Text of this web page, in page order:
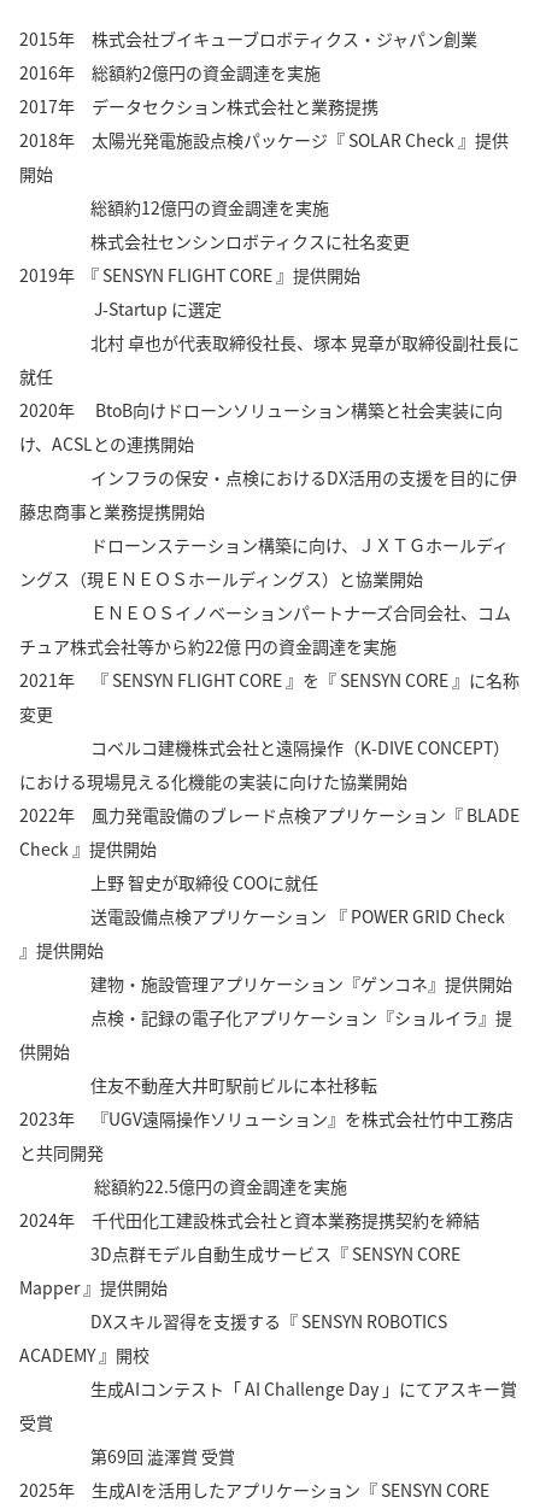
2015年 株式会社ブイキューブロボティクス・ジャパン創業
2016年 総額約2億円の資⾦調達を実施
2017年 データセクション株式会社と業務提携
2018年 太陽光発電施設点検パッケージ『 SOLAR Check 』提供
開始
総額約12億円の資⾦調達を実施
株式会社センシンロボティクスに社名変更
2019年 『 SENSYN FLIGHT CORE 』提供開始
J-Startup に選定
北村 卓也が代表取締役社⻑、塚本 晃章が取締役副社長に
就任
2020年 BtoB向けドローンソリューション構築と社会実装に向
け、ACSLとの連携開始
インフラの保安・点検におけるDX活用の支援を目的に伊
藤忠商事と業務提携開始
ドローンステーション構築に向け、ＪＸＴＧホールディ
ングス（現ＥＮＥＯＳホールディングス）と協業開始
ＥＮＥＯＳイノベーションパートナーズ合同会社、コム
チュア株式会社等から約22億 円の資金調達を実施
2021年 『 SENSYN FLIGHT CORE 』を『 SENSYN CORE 』に名称
変更
コベルコ建機株式会社と遠隔操作（K-DIVE CONCEPT）
における現場見える化機能の実装に向けた協業開始
2022年 風力発電設備のブレード点検アプリケーション『 BLADE
Check 』提供開始
上野 智史が取締役 COOに就任
送電設備点検アプリケーション 『 POWER GRID Check
』提供開始
建物・施設管理アプリケーション『ゲンコネ』提供開始
点検・記録の電子化アプリケーション『ショルイラ』提
供開始
住友不動産大井町駅前ビルに本社移転
2023年 『UGV遠隔操作ソリューション』を株式会社竹中工務店
と共同開発
総額約22.5億円の資金調達を実施
2024年 千代田化工建設株式会社と資本業務提携契約を締結
3D点群モデル自動生成サービス『 SENSYN CORE
Mapper 』提供開始
DXスキル習得を支援する『 SENSYN ROBOTICS
ACADEMY 』開校
生成AIコンテスト「 AI Challenge Day 」にてアスキー賞
受賞
第69回 澁澤賞 受賞
2025年 生成AIを活用したアプリケーション『 SENSYN CORE